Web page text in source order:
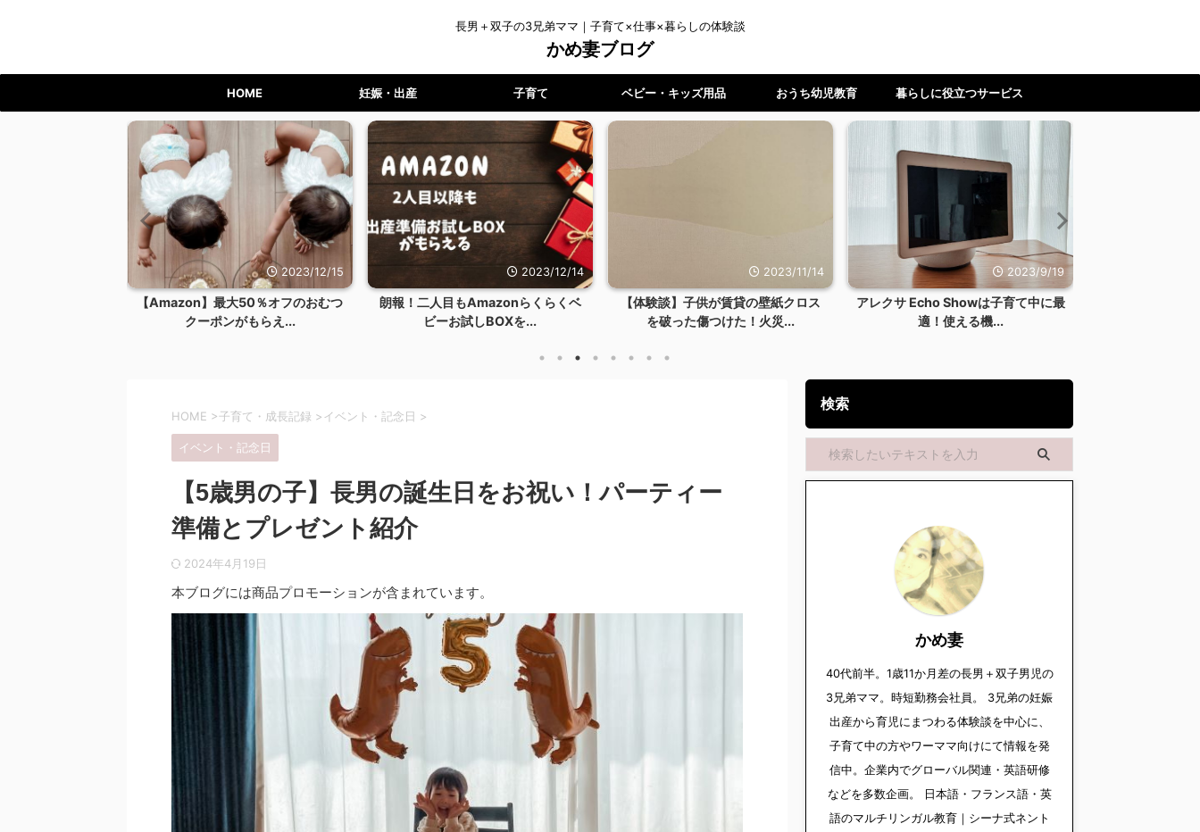
長男＋双子の3兄弟ママ｜子育て×仕事×暮らしの体験談
かめ妻ブログ
HOME 妊娠・出産 子育て ベビー・キッズ用品 おうち幼児教育 暮らしに役立つサービス
2023/12/15
【Amazon】最大50％オフのおむつ
クーポンがもらえ...
2023/12/14
朗報！二人目もAmazonらくらくベ
ビーお試しBOXを...
2023/11/14
【体験談】子供が賃貸の壁紙クロス
を破った傷つけた！火災...
2023/9/19
アレクサ Echo Showは子育て中に最
適！使える機...
HOME >子育て・成長記録 >イベント・記念日 >
イベント・記念日
【5歳男の子】長男の誕生日をお祝い！パーティー
準備とプレゼント紹介
2024年4月19日
本ブログには商品プロモーションが含まれています。
検索
かめ妻
40代前半。1歳11か月差の長男＋双子男児の
3兄弟ママ。時短勤務会社員。 3兄弟の妊娠
出産から育児にまつわる体験談を中心に、
子育て中の方やワーママ向けにて情報を発
信中。企業内でグローバル関連・英語研修
などを多数企画。 日本語・フランス語・英
語のマルチリンガル教育｜シーナ式ネント